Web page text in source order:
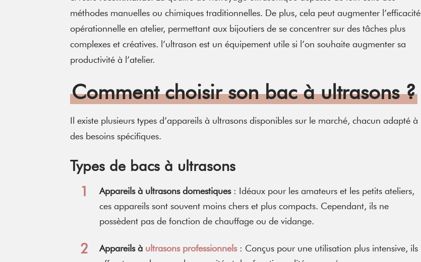
méthodes manuelles ou chimiques traditionnelles. De plus, cela peut augmenter l’efficacité
opérationnelle en atelier, permettant aux bijoutiers de se concentrer sur des tâches plus
complexes et créatives. l’ultrason est un équipement utile si l’on souhaite augmenter sa
productivité à l’atelier.
Comment choisir son bac à ultrasons ?
Il existe plusieurs types d’appareils à ultrasons disponibles sur le marché, chacun adapté à
des besoins spécifiques.
Types de bacs à ultrasons
Appareils à ultrasons domestiques: Idéaux pour les amateurs et les petits ateliers,
ces appareils sont souvent moins chers et plus compacts. Cependant, ils ne
possèdent pas de fonction de chauffage ou de vidange.
Appareils à ultrasons professionnels: Conçus pour une utilisation plus intensive, ils